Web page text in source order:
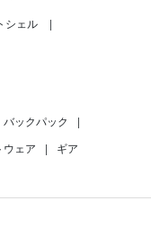
シェル
バックパック
|
ウェア | ギア